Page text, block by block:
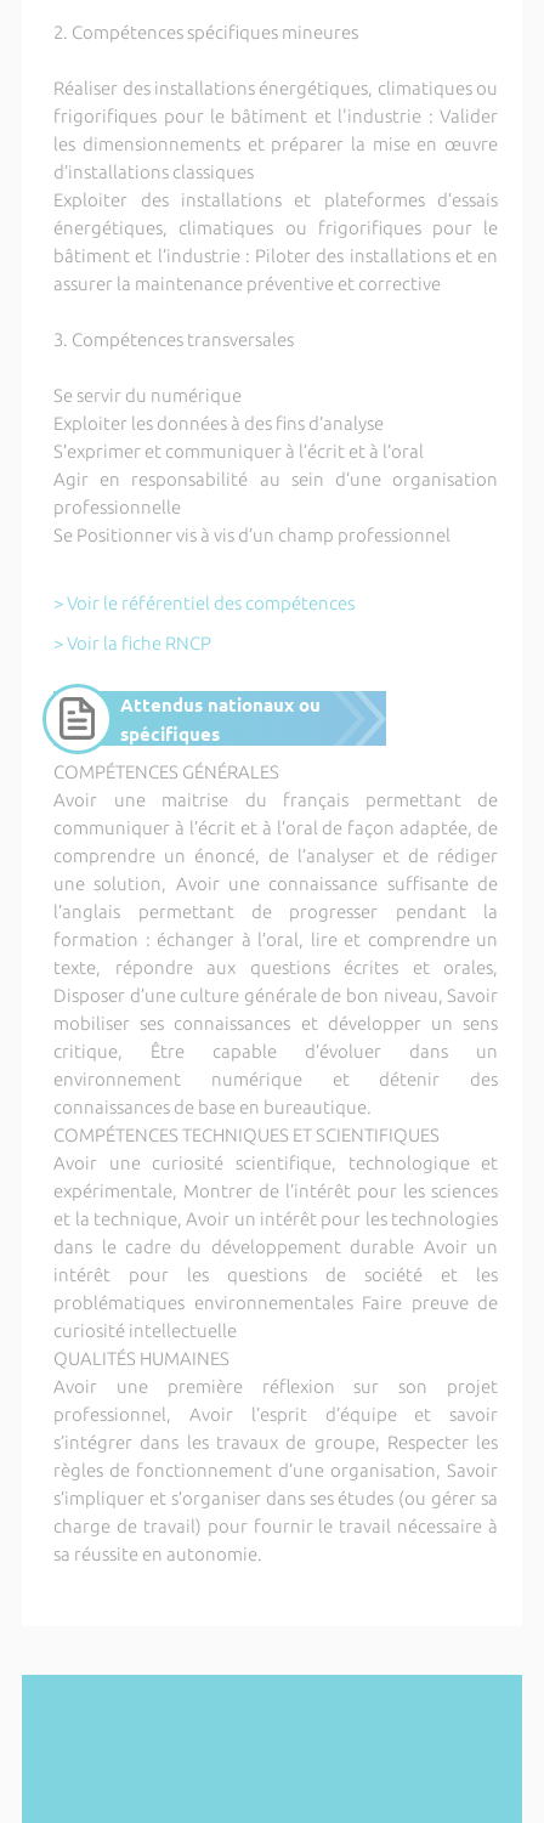
2. Compétences spécifiques mineures
Réaliser des installations énergétiques, climatiques ou
frigorifiques pour le bâtiment et l'industrie : Valider
les dimensionnements et préparer la mise en œuvre
d’installations classiques
Exploiter des installations et plateformes d’essais
énergétiques, climatiques ou frigorifiques pour le
bâtiment et l’industrie : Piloter des installations et en
assurer la maintenance préventive et corrective
3. Compétences transversales
Se servir du numérique
Exploiter les données à des fins d’analyse
S’exprimer et communiquer à l’écrit et à l’oral
Agir en responsabilité au sein d’une organisation
professionnelle
Se Positionner vis à vis d’un champ professionnel
> Voir le référentiel des compétences
> Voir la fiche RNCP
Attendus nationaux ou
spécifiques
COMPÉTENCES GÉNÉRALES
Avoir une maitrise du français permettant de
communiquer à l’écrit et à l’oral de façon adaptée, de
comprendre un énoncé, de l’analyser et de rédiger
une solution, Avoir une connaissance suffisante de
l’anglais permettant de progresser pendant la
formation : échanger à l’oral, lire et comprendre un
texte, répondre aux questions écrites et orales,
Disposer d’une culture générale de bon niveau, Savoir
mobiliser ses connaissances et développer un sens
critique, Être capable d’évoluer dans un
environnement numérique et détenir des
connaissances de base en bureautique.
COMPÉTENCES TECHNIQUES ET SCIENTIFIQUES
Avoir une curiosité scientifique, technologique et
expérimentale, Montrer de l’intérêt pour les sciences
et la technique, Avoir un intérêt pour les technologies
dans le cadre du développement durable Avoir un
intérêt pour les questions de société et les
problématiques environnementales Faire preuve de
curiosité intellectuelle
QUALITÉS HUMAINES
Avoir une première réflexion sur son projet
professionnel, Avoir l’esprit d’équipe et savoir
s’intégrer dans les travaux de groupe, Respecter les
règles de fonctionnement d’une organisation, Savoir
s’impliquer et s’organiser dans ses études (ou gérer sa
charge de travail) pour fournir le travail nécessaire à
sa réussite en autonomie.